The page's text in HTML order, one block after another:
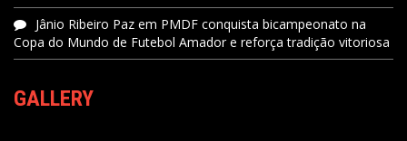
Jânio Ribeiro Paz em PMDF conquista bicampeonato na
Copa do Mundo de Futebol Amador e reforça tradição vitoriosa
GALLERY